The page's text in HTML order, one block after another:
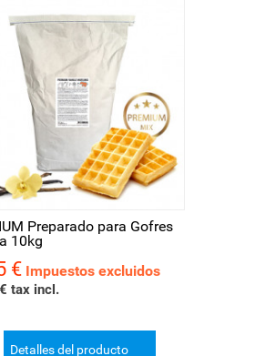
Preparado para Gofres
10kg
€ Impuestos excluidos
tax incl.
Detalles del producto